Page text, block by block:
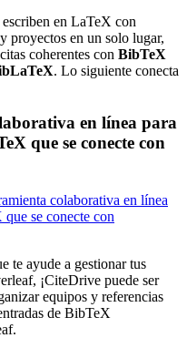
escriben en LaTeX con
y proyectos en un solo lugar,
coherentes con BibTeX
. Lo siguiente conecta
en línea para
que se conecte con
colaborativa en línea
se conecte con
te ayude a gestionar tus
¡CiteDrive puede ser
equipos y referencias
de BibTeX